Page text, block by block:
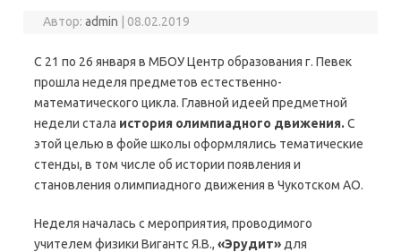
Автор:admin 08.02.2019
С 21 по 26 января в МБОУ Центр образования г. Певек
прошла неделя предметов естественно-
математического цикла. Главной идеей предметной
недели стала история олимпиадного движения. С
этой целью в фойе школы оформлялись тематические
стенды, в том числе об истории появления и
становления олимпиадного движения в Чукотском АО.
Неделя началась с мероприятия, проводимого
учителем физики Вигантс Я.В., «Эрудит»для